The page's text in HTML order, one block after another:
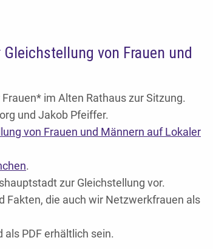
von Frauen und
im Alten Rathaus zur Sitzung.
und Jakob Pfeiffer.
von Frauen und Männern auf Lokaler
.
zur Gleichstellung vor.
Fakten, die auch wir Netzwerkfrauen als
PDF erhältlich sein.